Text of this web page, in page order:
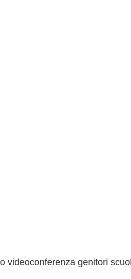
videoconferenza genitori